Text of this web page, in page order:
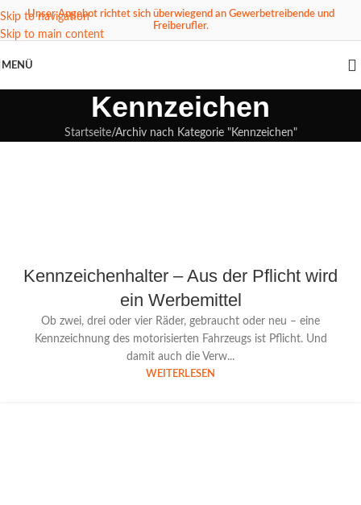
springen
Skip to navigation
Skip to main content
Unser Angebot richtet sich überwiegend an Gewerbetreibende und
Freiberufler.
MENÜ
Kennzeichen
Startseite Archiv nach Kategorie "Kennzeichen"
Kennzeichenhalter – Aus der Pflicht wird
ein Werbemittel
Ob zwei, drei oder vier Räder, gebraucht oder neu – eine
Kennzeichnung des motorisierten Fahrzeugs ist Pflicht. Und
damit auch die Verw...
WEITERLESEN